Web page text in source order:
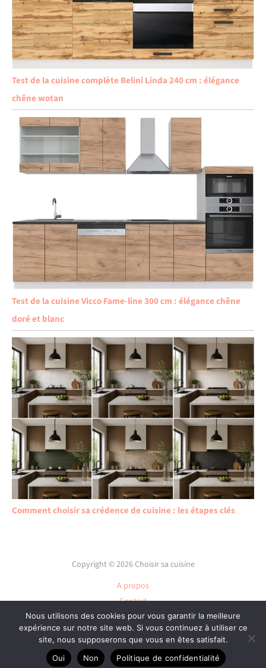
Test de la cuisine complète Belini Linda 240 cm : élégance
chêne wotan
Test de la cuisine Vicco Fame-line 300 cm : élégance chêne
doré et blanc
Comment choisir sa crédence de cuisine : les étapes clés
Copyright © 2026 Choisir sa cuisine
A propos
Contact
Plan du site
Mentions légales
Politique de confidentialité
Nous utilisons des cookies pour vous garantir la meilleure
expérience sur notre site web. Si vous continuez à utiliser ce
site, nous supposerons que vous en êtes satisfait.
Oui
Non Politique de confidentialité